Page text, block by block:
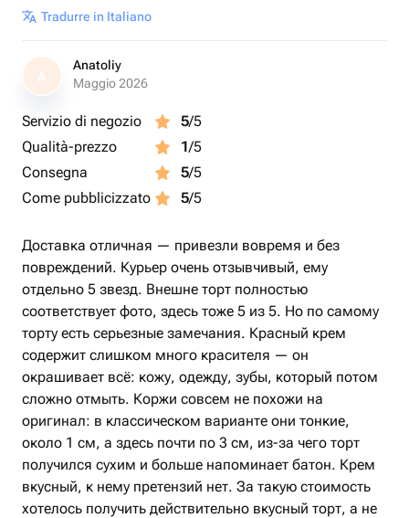
Tradurre in Italiano
A
Anatoliy
Maggio 2026
Servizio di negozio 5/5
Qualità-prezzo
1/5
Consegna
5/5
Come pubblicizzato
5/5
Доставка отличная — привезли вовремя и без
повреждений. Курьер очень отзывчивый, ему
отдельно 5 звезд. Внешне торт полностью
соответствует фото, здесь тоже 5 из 5. Но по самому
торту есть серьезные замечания. Красный крем
содержит слишком много красителя — он
окрашивает всё: кожу, одежду, зубы, который потом
сложно отмыть. Коржи совсем не похожи на
оригинал: в классическом варианте они тонкие,
около 1 см, а здесь почти по 3 см, из-за чего торт
получился сухим и больше напоминает батон. Крем
вкусный, к нему претензий нет. За такую стоимость
хотелось получить действительно вкусный торт, а не